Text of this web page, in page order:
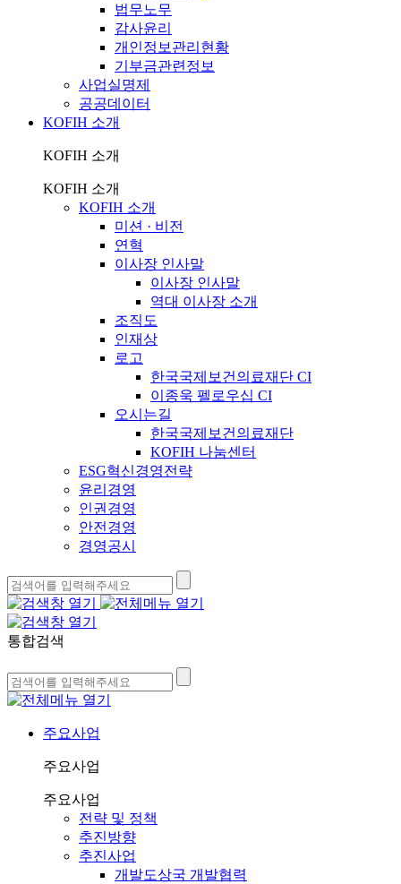
법무노무
감사윤리
개인정보관리현황
기부금관련정보
사업실명제
공공데이터
KOFIH 소개
KOFIH 소개
KOFIH 소개
KOFIH 소개
미션 · 비전
연혁
이사장 인사말
이사장 인사말
역대 이사장 소개
조직도
인재상
로고
한국국제보건의료재단 CI
이종욱 펠로우십 CI
오시는길
한국국제보건의료재단
KOFIH 나눔센터
ESG혁신경영전략
윤리경영
인권경영
안전경영
경영공시
통합검색
주요사업
주요사업
주요사업
전략 및 정책
추진방향
추진사업
개발도상국 개발협력